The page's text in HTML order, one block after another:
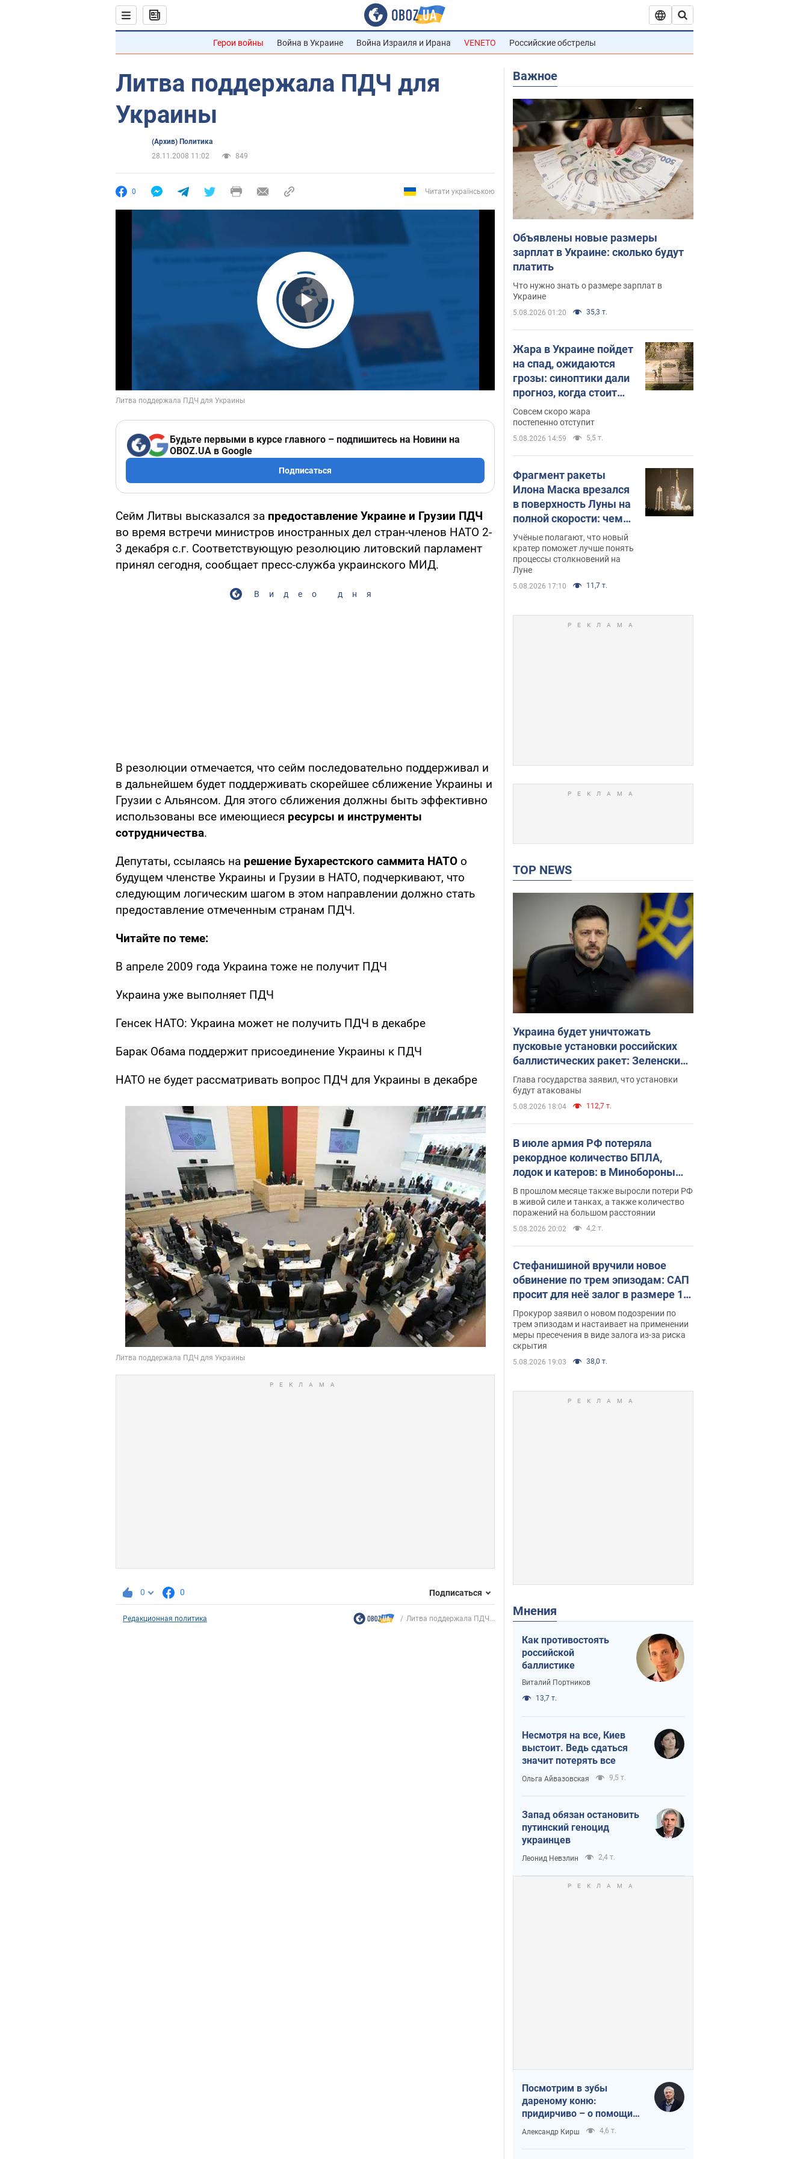
Герои войны Война в Украине Война Израиля и Ирана VENETO Российские обстрелы
Литва поддержала ПДЧ для
Украины
(Архив) Политика
28.11.2008 11:02
849
0 Читати українською
Play Video
Будьте первыми в курсе главного – подпишитесь на Новини на
OBOZ.UA в Google
Подписаться
Сейм Литвы высказался за предоставление Украине и Грузии ПДЧ
во время встречи министров иностранных дел стран-членов НАТО 2-
3 декабря с.г. Соответствующую резолюцию литовский парламент
принял сегодня, сообщает пресс-служба украинского МИД.
Видео дня
В резолюции отмечается, что сейм последовательно поддерживал и
в дальнейшем будет поддерживать скорейшее сближение Украины и
Грузии с Альянсом. Для этого сближения должны быть эффективно
использованы все имеющиеся ресурсы и инструменты
сотрудничества.
Депутаты, ссылаясь на решение Бухарестского саммита НАТО о
будущем членстве Украины и Грузии в НАТО, подчеркивают, что
следующим логическим шагом в этом направлении должно стать
предоставление отмеченным странам ПДЧ.
Читайте по теме:
В апреле 2009 года Украина тоже не получит ПДЧ
Украина уже выполняет ПДЧ
Генсек НАТО: Украина может не получить ПДЧ в декабре
Барак Обама поддержит присоединение Украины к ПДЧ
НАТО не будет рассматривать вопрос ПДЧ для Украины в декабре
0 0 Подписаться
Редакционная политика Литва поддержала ПДЧ...
Важное
Объявлены новые размеры
зарплат в Украине: сколько будут
платить
Что нужно знать о размере зарплат в
Украине
5.08.2026 01:20 35,3 т.
Жара в Украине пойдет
на спад, ожидаются
грозы: синоптики дали
прогноз, когда стоит
ожидать изменения
погоды
Совсем скоро жара
постепенно отступит
5.08.2026 14:59 5,5 т.
Фрагмент ракеты
Илона Маска врезался
в поверхность Луны на
полной скорости: чем
всё закончилось
Учёные полагают, что новый
кратер поможет лучше понять
процессы столкновений на
Луне
5.08.2026 17:10 11,7 т.
TOP NEWS
Украина будет уничтожать
пусковые установки российских
баллистических ракет: Зеленский
провел заседание СНБО
Глава государства заявил, что установки
будут атакованы
5.08.2026 18:04 112,7 т.
В июле армия РФ потеряла
рекордное количество БПЛА,
лодок и катеров: в Минобороны
обнародовали статистику
В прошлом месяце также выросли потери РФ
в живой силе и танках, а также количество
поражений на большом расстоянии
5.08.2026 20:02 4,2 т.
Стефанишиной вручили новое
обвинение по трем эпизодам: САП
просит для неё залог в размере 15
млн грн
Прокурор заявил о новом подозрении по
трем эпизодам и настаивает на применении
меры пресечения в виде залога из-за риска
скрытия
5.08.2026 19:03 38,0 т.
Мнения
Как противостоять
российской
баллистике
Виталий Портников
13,7 т.
Несмотря на все, Киев
выстоит. Ведь сдаться
значит потерять все
Ольга Айвазовская 9,5 т.
Запад обязан остановить
путинский геноцид
украинцев
Леонид Невзлин 2,4 т.
Посмотрим в зубы
дареному коню:
придирчиво – о помощи
Украине
Александр Кирш 4,6 т.